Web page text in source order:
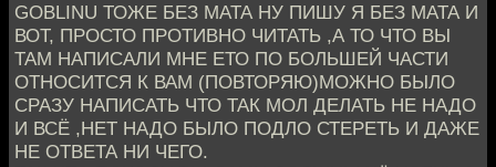
GOBLINU ТОЖЕ БЕЗ МАТА НУ ПИШУ Я БЕЗ МАТА И
ВОТ, ПРОСТО ПРОТИВНО ЧИТАТЬ ,А ТО ЧТО ВЫ
ТАМ НАПИСАЛИ МНЕ ЕТО ПО БОЛЬШЕЙ ЧАСТИ
ОТНОСИТСЯ К ВАМ (ПОВТОРЯЮ)МОЖНО БЫЛО
СРАЗУ НАПИСАТЬ ЧТО ТАК МОЛ ДЕЛАТЬ НЕ НАДО
И ВСЁ ,НЕТ НАДО БЫЛО ПОДЛО СТЕРЕТЬ И ДАЖЕ
НЕ ОТВЕТА НИ ЧЕГО.